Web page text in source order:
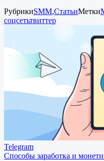
РубрикиSMM,СтатьиМетки
соцсетьтвиттер
Telegram
Способы заработка и